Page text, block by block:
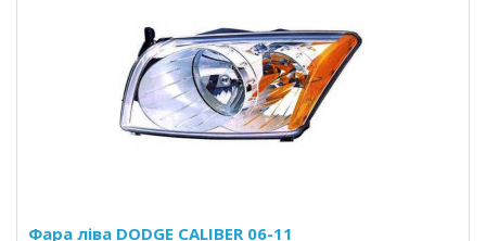
Фара ліва DODGE CALIBER 06-11